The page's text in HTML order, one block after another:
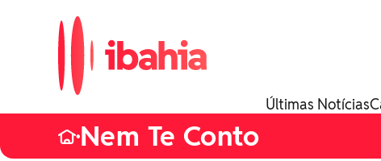
Últimas Notícias
•Nem Te Conto